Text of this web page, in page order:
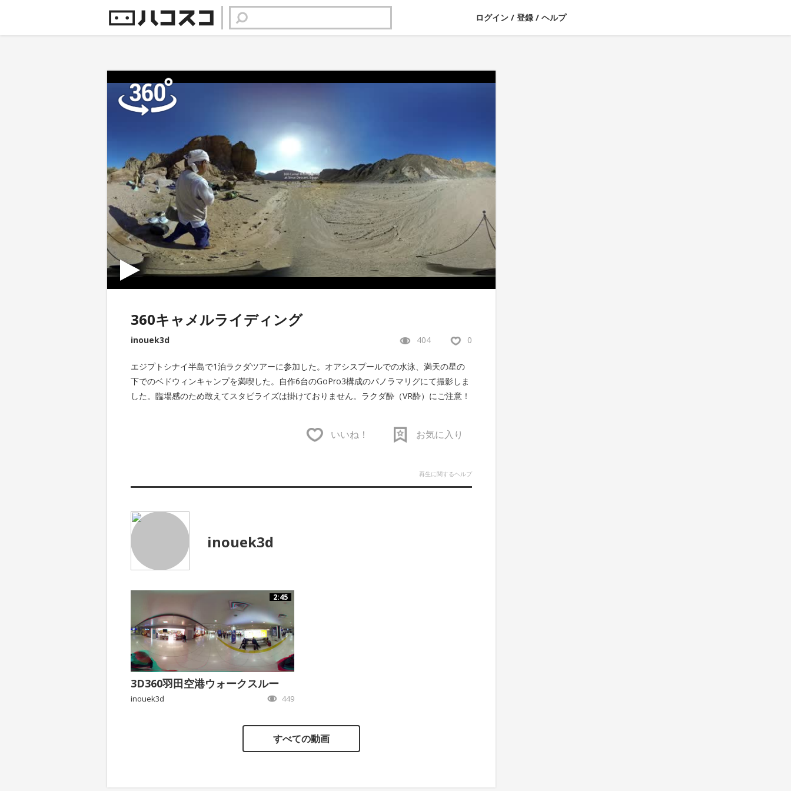
ログイン / 登録 / ヘルプ
360キャメルライディング
inouek3d 404 0
エジプトシナイ半島で1泊ラクダツアーに参加した。オアシスプールでの水泳、満天の星の
下でのベドウィンキャンプを満喫した。自作6台のGoPro3構成のパノラマリグにて撮影しま
した。臨場感のため敢えてスタビライズは掛けておりません。ラクダ酔（VR酔）にご注意！
いいね！ お気に入り
再生に関するヘルプ
inouek3d
2:45
3D360羽田空港ウォークスルー
inouek3d 449
すべての動画